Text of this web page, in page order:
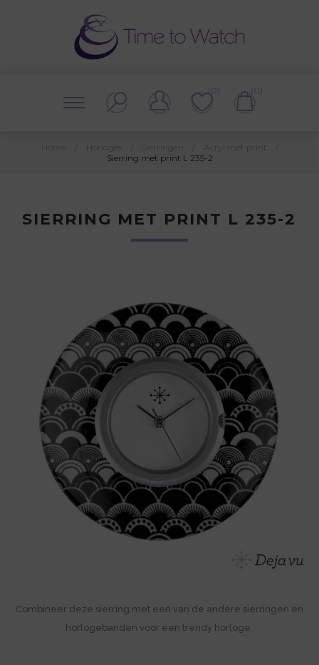
(0) (0)
Sierring met print L 235-2
SIERRING MET PRINT L 235-2
Combineer deze sierring met een van de andere sierringen en
horlogebanden voor een trendy horloge.